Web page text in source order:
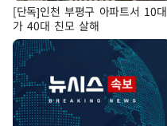
[단독]인천 부평구 아파트서 10대
가 40대 친모 살해